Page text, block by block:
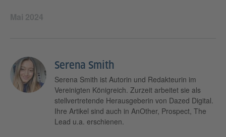
Mai 2024
Serena Smith
Serena Smith ist Autorin und Redakteurin im
Vereinigten Königreich. Zurzeit arbeitet sie als
stellvertretende Herausgeberin von Dazed Digital.
Ihre Artikel sind auch in AnOther, Prospect, The
Lead u.a. erschienen.